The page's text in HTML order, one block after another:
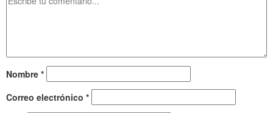
Nombre *
Correo electrónico *